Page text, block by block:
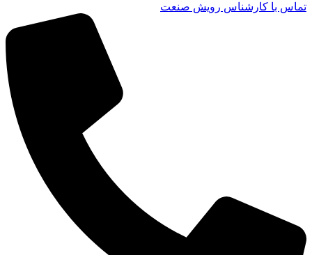
تماس با کارشناس رویش صنعت